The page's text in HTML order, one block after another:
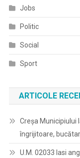
Jobs
Politic
Social
Sport
ARTICOLE
Creșa Municipiului
îngrijitoare,
U.M. 02033 Iasi